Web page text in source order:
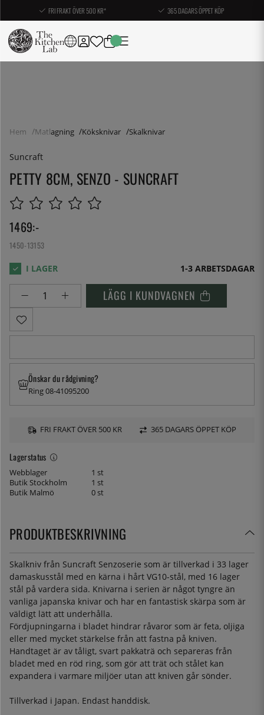
FRI FRAKT ÖVER 500 KR* 365 DAGARS ÖPPET KÖP
Hem Matlagning Köksknivar Skalknivar
Suncraft
PETTY 8CM, SENZO - SUNCRAFT
1469:-
1450-13153
1-3 ARBETSDAGAR
LÄGG I KUNDVAGNEN
Lagerstatus
Webblager
1 st
Butik Stockholm
1 st
Butik Malmö
0 st
Önskar du rådgivning?
Ring 08-41095200
FRI FRAKT ÖVER 500 KR 365 DAGARS ÖPPET KÖP
PRODUKTBESKRIVNING
Skalkniv från Suncraft Senzoserie som är tillverkad i 33 lager
damaskusstål med en kärna i hårt VG10-stål, med 16 lager
stål på vardera sida. Knivarna i serien är något tyngre än
vanliga japanska knivar och har en fantastisk skärpa som är
väldigt lätt att underhålla.
Fördjupningarna i bladet hindrar råvaror som är feta, oljiga
eller med mycket stärkelse från att fastna på kniven.
Handtaget är av tåligt, svart pakkaträ och separeras från
bladet med en röd ring, som gör att trät och stålet kan
expandera i varmare miljöer utan att kniven går sönder.
Tillverkad i Japan. Endast handdisk.